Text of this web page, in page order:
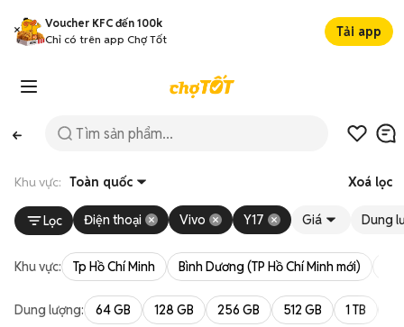
Voucher KFC đến 100k
Chỉ có trên app Chợ Tốt
Tải app
Khu vực: Toàn quốc Xoá lọc
Lọc Điện thoại Vivo Y17 Giá Dung
Khu vực: Tp Hồ Chí Minh Bình Dương (TP Hồ Chí Minh mới)
Dung lượng: 64 GB 128 GB 256 GB 512 GB 1 TB